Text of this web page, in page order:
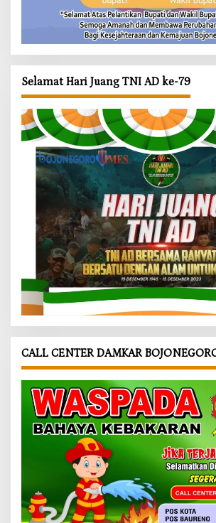
Selamat Hari Juang TNI AD ke-79
CALL CENTER DAMKAR